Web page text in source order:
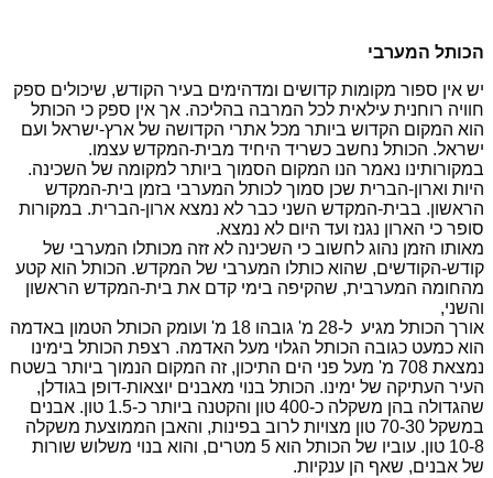
הכותל המערבי
יש אין ספור מקומות קדושים ומדהימים בעיר הקודש, שיכולים ספק
חוויה רוחנית עילאית לכל המרבה בהליכה. אך אין ספק כי הכותל
הוא המקום הקדוש ביותר מכל אתרי הקדושה של ארץ-ישראל ועם
ישראל. הכותל נחשב כשריד היחיד מבית-המקדש עצמו.
במקורותינו נאמר הנו המקום הסמוך ביותר למקומה של השכינה.
היות וארון-הברית שכן סמוך לכותל המערבי בזמן בית-המקדש
הראשון. בבית-המקדש השני כבר לא נמצא ארון-הברית. במקורות
סופר כי הארון נגנז ועד היום לא נמצא.
מאותו הזמן נהוג לחשוב כי השכינה לא זזה מכותלו המערבי של
קודש-הקודשים, שהוא כותלו המערבי של המקדש. הכותל הוא קטע
מהחומה המערבית, שהקיפה בימי קדם את בית-המקדש הראשון
והשני,
אורך הכותל מגיע ל-28 מ' גובהו
18 מ' ועומק הכותל הטמון באדמה
הוא כמעט כגובה הכותל הגלוי מעל האדמה. רצפת הכותל בימינו
נמצאת
מ' מעל פני הים התיכון, זה המקום הנמוך ביותר בשטח
העיר העתיקה של ימינו. הכותל בנוי מאבנים יוצאות-דופן בגודלן,
שהגדולה בהן משקלה כ-400 טון והקטנה ביותר כ-1.5 טון. אבנים
במשקל 70-30 טון מצויות
לרוב בפינות, והאבן הממוצעת משקלה
10-8 טון. עוביו של הכותל הוא 5 מטרים, והוא בנוי
משלוש שורות
של אבנים, שאף הן ענקיות.